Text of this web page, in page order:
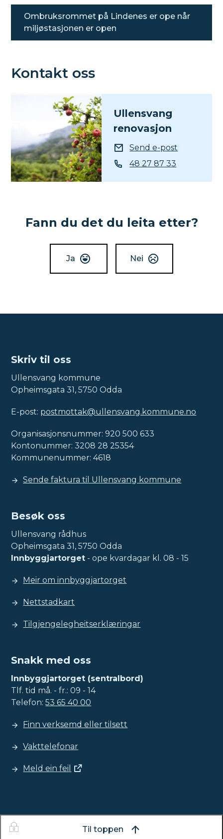
Ombruksrommet på Lindenes er ope når
miljøstasjonen er open
Kontakt oss
Ullensvang
renovasjon
E-postSend e-post
Telefon48 27 87 33
Fann du det du leita etter?
Ja Nei
Skriv til oss
Ullensvang kommune
Opheimsgata 31, 5750 Odda
E-post: postmottak@ullensvang.kommune.no
Organisasjonsnummer: 920 500 633
Kontonummer: 3208 28 25354
Kommunenummer: 4618
Sende faktura til Ullensvang kommune
Besøk oss
Ullensvang rådhus
Opheimsgata 31, 5750 Odda
Innbyggjartorget - ope kvardagar kl. 08 - 15
Meir om innbyggjartorget
Nettstadkart
Tilgjengelegheitserklæringar
Snakk med oss
Innbyggjartorget (sentralbord)
Tlf. tid må. - fr.: 09 - 14
Telefon:53 65 40 00
Finn verksemd eller tilsett
Vakttelefonar
Meld ein feil
Til toppen
I